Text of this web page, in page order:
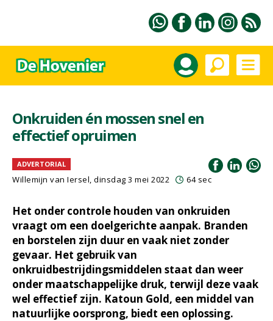
Onkruiden én mossen snel en
effectief opruimen
ADVERTORIAL
Willemijn van Iersel, dinsdag 3 mei 2022 64 sec
Het onder controle houden van onkruiden
vraagt om een doelgerichte aanpak. Branden
en borstelen zijn duur en vaak niet zonder
gevaar. Het gebruik van
onkruidbestrijdingsmiddelen staat dan weer
onder maatschappelijke druk, terwijl deze vaak
wel effectief zijn. Katoun Gold, een middel van
natuurlijke oorsprong, biedt een oplossing.